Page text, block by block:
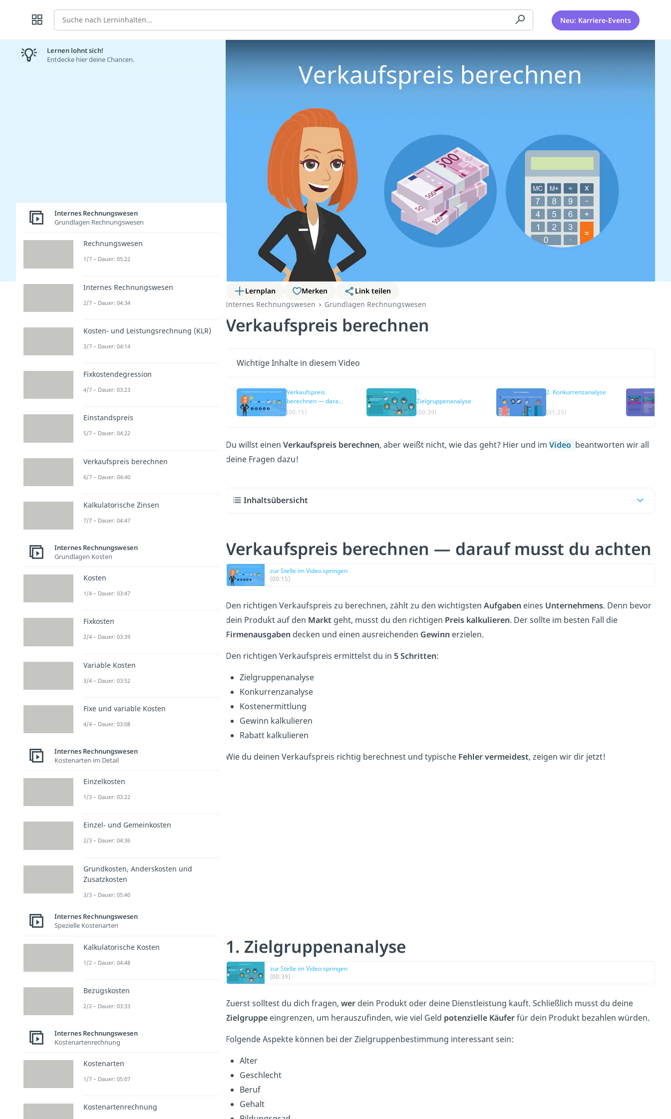
Suche Neu: Karriere-Events
Lernplan Merken
Link teilen
Internes Rechnungswesen
Grundlagen Rechnungswesen
Verkaufspreis berechnen
Wichtige Inhalte in diesem Video
Verkaufspreis
berechnen — darauf
musst du achten
(00:15)
1.
Zielgruppenanalyse
(00:39)
2. Konkurrenzanalyse
(01:25)
Du willst einen Verkaufspreis berechnen, aber weißt nicht, wie das geht? Hier und im Video beantworten wir all
deine Fragen dazu!
Inhaltsübersicht
Verkaufspreis berechnen — darauf musst du achten
zur Stelle im Video springen
(00:15)
Den richtigen Verkaufspreis zu berechnen, zählt zu den wichtigsten Aufgaben eines Unternehmens. Denn bevor
dein Produkt auf den Markt geht, musst du den richtigen Preis kalkulieren. Der sollte im besten Fall die
Firmenausgaben decken und einen ausreichenden Gewinn erzielen.
Den richtigen Verkaufspreis ermittelst du in 5 Schritten:
Zielgruppenanalyse
Konkurrenzanalyse
Kostenermittlung
Gewinn kalkulieren
Rabatt kalkulieren
Wie du deinen Verkaufspreis richtig berechnest und typische Fehlervermeidest, zeigen wir dir jetzt!
1. Zielgruppenanalyse
zur Stelle im Video springen
(00:39)
Zuerst solltest du dich fragen, wer dein Produkt oder deine Dienstleistung kauft. Schließlich musst du deine
Zielgruppe eingrenzen, um herauszufinden, wie viel Geld potenzielle Käuferfür dein Produkt bezahlen würden.
Folgende Aspekte können bei der Zielgruppenbestimmung interessant sein:
Alter
Geschlecht
Beruf
Gehalt
Lernen lohnt sich!
Entdecke hier deine Chancen.
Internes Rechnungswesen
Grundlagen Rechnungswesen
Rechnungswesen
1/7 – Dauer: 05:22
Internes Rechnungswesen
2/7 – Dauer: 04:34
Kosten- und Leistungsrechnung (KLR)
3/7 – Dauer: 04:14
Fixkostendegression
4/7 – Dauer: 03:23
Einstandspreis
5/7 – Dauer: 04:22
Verkaufspreis berechnen
6/7 – Dauer: 04:40
Kalkulatorische Zinsen
7/7 – Dauer: 04:47
Internes Rechnungswesen
Grundlagen Kosten
Kosten
1/4 – Dauer: 03:47
Fixkosten
2/4 – Dauer: 03:39
Variable Kosten
3/4 – Dauer: 03:52
Fixe und variable Kosten
4/4 – Dauer: 03:08
Internes Rechnungswesen
Kostenarten im Detail
Einzelkosten
1/3 – Dauer: 03:22
Einzel- und Gemeinkosten
2/3 – Dauer: 04:36
Grundkosten, Anderskosten und
Zusatzkosten
3/3 – Dauer: 05:40
Internes Rechnungswesen
Spezielle Kostenarten
Kalkulatorische Kosten
1/2 – Dauer: 04:48
Bezugskosten
2/2 – Dauer: 03:33
Internes Rechnungswesen
Kostenartenrechnung
Kostenarten
1/7 – Dauer: 05:07
Kostenartenrechnung